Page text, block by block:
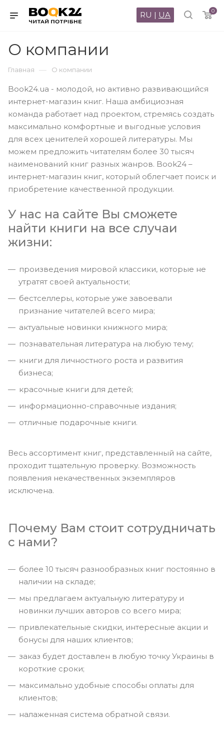
0
RU | UA
О компании
Главная — О компании
Book24.ua - молодой, но активно развивающийся
интернет-магазин книг. Наша амбициозная
команда работает над проектом, стремясь создать
максимально комфортные и выгодные условия
для всех ценителей хорошей литературы. Мы
можем предложить читателям более 30 тысяч
наименований книг разных жанров. Book24 –
интернет-магазин книг, который облегчает поиск и
приобретение качественной продукции.
У нас на сайте Вы сможете
найти книги на все случаи
жизни:
произведения мировой классики, которые не
утратят своей актуальности;
бестселлеры, которые уже завоевали
признание читателей всего мира;
актуальные новинки книжного мира;
познавательная литература на любую тему;
книги для личностного роста и развития
бизнеса;
красочные книги для детей;
информационно-справочные издания;
отличные подарочные книги.
Весь ассортимент книг, представленный на сайте,
проходит тщательную проверку. Возможность
появления некачественных экземпляров
исключена.
Почему Вам стоит сотрудничать
с нами?
более 10 тысяч разнообразных книг постоянно в
наличии на складе;
мы предлагаем актуальную литературу и
новинки лучших авторов со всего мира;
привлекательные скидки, интересные акции и
бонусы для наших клиентов;
заказ будет доставлен в любую точку Украины в
короткие сроки;
максимально удобные способы оплаты для
клиентов;
налаженная система обратной связи.